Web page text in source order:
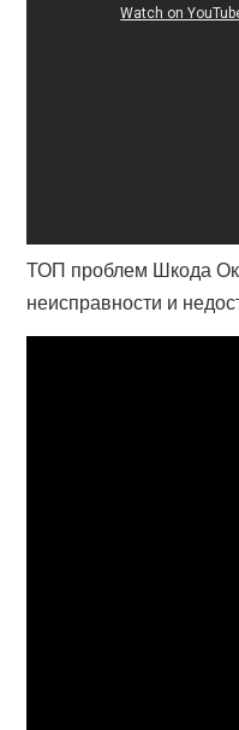
ТОП проблем Шкода
неисправности и